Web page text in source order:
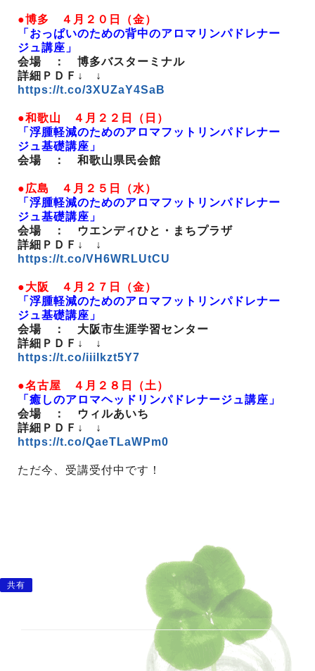
●博多 ４月２０日（金）
「おっぱいのための背中のアロマリンパドレナー
ジュ講座」
会場 ： 博多バスターミナル
詳細ＰＤＦ↓ ↓
https://t.co/3XUZaY4SaB
●和歌山 ４月２２日（日）
「浮腫軽減のためのアロマフットリンパドレナー
ジュ基礎講座」
会場 ： 和歌山県民会館
●広島 ４月２５日（水）
「浮腫軽減のためのアロマフットリンパドレナー
ジュ基礎講座」
会場 ： ウエンディひと・まちプラザ
詳細ＰＤＦ↓ ↓
https://t.co/VH6WRLUtCU
●大阪 ４月２７日（金）
「浮腫軽減のためのアロマフットリンパドレナー
ジュ基礎講座」
会場 ： 大阪市生涯学習センター
詳細ＰＤＦ↓ ↓
https://t.co/iiiIkzt5Y7
●名古屋 ４月２８日（土）
「癒しのアロマヘッドリンパドレナージュ講座」
会場 ： ウィルあいち
詳細ＰＤＦ↓ ↓
https://t.co/QaeTLaWPm0
ただ今、受講受付中です！
共有